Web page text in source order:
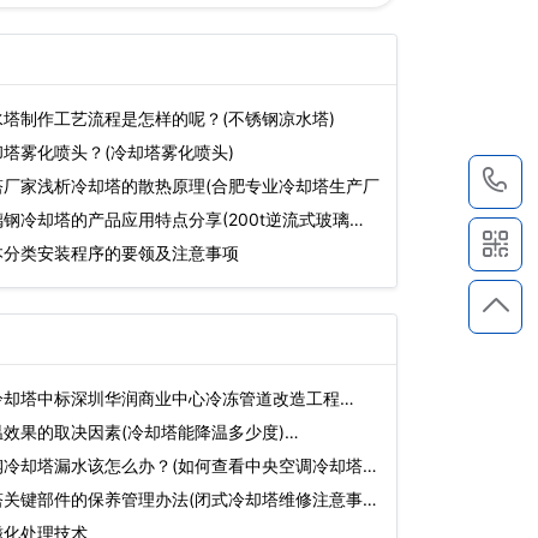
制作工艺流程是怎样的呢？(不锈钢凉水塔)
雾化喷头？(冷却塔雾化喷头)
家浅析冷却塔的散热原理(合肥专业冷却塔生产厂
冷却塔的产品应用特点分享(200t逆流式玻璃钢
类安装程序的要领及注意事项
塔中标深圳华润商业中心冷冻管道改造工程…
果的取决因素(冷却塔能降温多少度)…
却塔漏水该怎么办？(如何查看中央空调冷却塔水
键部件的保养管理办法(闭式冷却塔维修注意事
处理技术